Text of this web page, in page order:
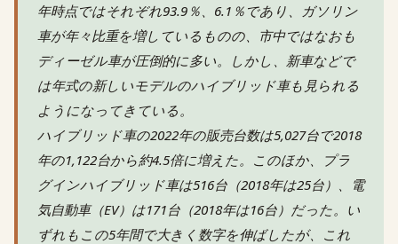
年時点ではそれぞれ93.9％、6.1％であり、ガソリン
車が年々比重を増しているものの、市中ではなおも
ディーゼル車が圧倒的に多い。しかし、新車などで
は年式の新しいモデルのハイブリッド車も見られる
ようになってきている。
ハイブリッド車の2022年の販売台数は5,027台で2018
年の1,122台から約4.5倍に増えた。このほか、プラ
グインハイブリッド車は516台（2018年は25台）、電
気自動車（EV）は171台（2018年は16台）だった。い
ずれもこの5年間で大きく数字を伸ばしたが、これ